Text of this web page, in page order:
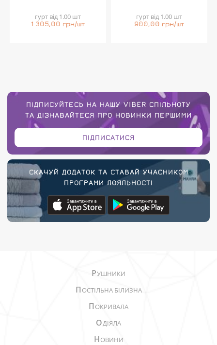
гурт від 1.00 шт
1 305,00 грн/шт
гурт від 1.00 шт
900,00 грн/шт
ПІДПИСУЙТЕСЬ НА НАШУ VIBER СПІЛЬНОТУ
ТА ДІЗНАВАЙТЕСЯ ПРО НОВИНКИ ПЕРШИМИ
ПІДПИСАТИСЯ
СКАЧУЙ ДОДАТОК ТА СТАВАЙ УЧАСНИКОМ
ПРОГРАМИ ЛОЯЛЬНОСТІ
РУШНИКИ
ПОСТІЛЬНА БІЛИЗНА
ПОКРИВАЛА
ОДІЯЛА
НОВИНИ